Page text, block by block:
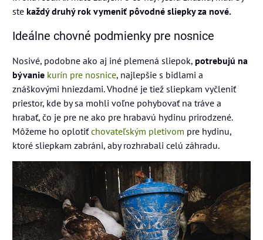
ste každý druhý rok vymeniť pôvodné sliepky za nové.
Ideálne chovné podmienky pre nosnice
Nosivé, podobne ako aj iné plemená sliepok, potrebujú na
bývanie kurín pre nosnice, najlepšie s bidlami a
znáškovými hniezdami. Vhodné je tiež sliepkam vyčleniť
priestor, kde by sa mohli voľne pohybovať na tráve a
hrabať, čo je pre ne ako pre hrabavú hydinu prirodzené.
Môžeme ho oplotiťchovateľským pletivom pre hydinu,
ktoré sliepkam zabráni, aby rozhrabali celú záhradu.